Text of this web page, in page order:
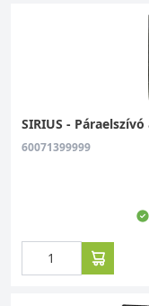
SIRIUS -
60071399999